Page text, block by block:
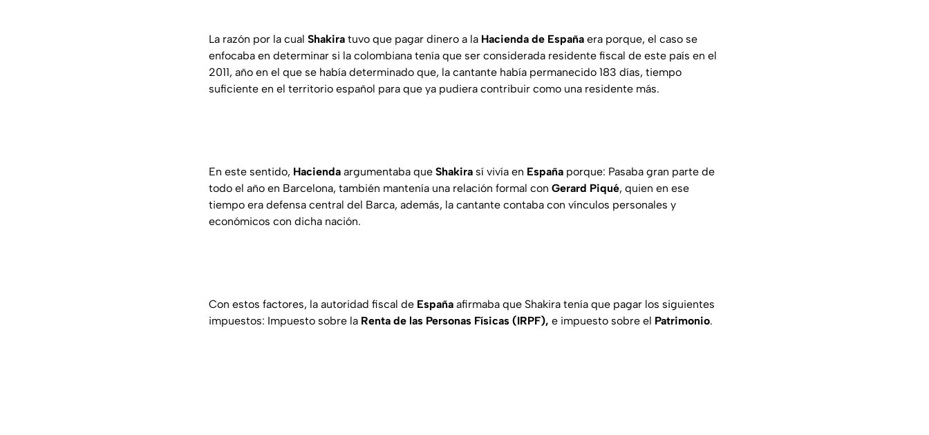
La razón por la cual Shakira tuvo que pagar dinero a la Hacienda de España era porque, el caso se
enfocaba en determinar si la colombiana tenía que ser considerada residente fiscal de este país en el
2011, año en el que se había determinado que, la cantante había permanecido 183 días, tiempo
suficiente en el territorio español para que ya pudiera contribuir como una residente más.
En este sentido, Hacienda argumentaba que Shakira sí vivía en España porque: Pasaba gran parte de
todo el año en Barcelona, también mantenía una relación formal con Gerard Piqué, quien en ese
tiempo era defensa central del Barca, además, la cantante contaba con vínculos personales y
económicos con dicha nación.
Con estos factores, la autoridad fiscal de España afirmaba que Shakira tenía que pagar los siguientes
impuestos: Impuesto sobre la Renta de las Personas Físicas (IRPF), e impuesto sobre el Patrimonio.